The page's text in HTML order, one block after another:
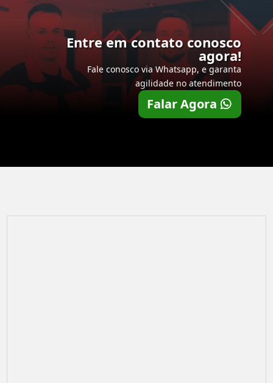
Entre em contato conosco
agora!
Fale conosco via Whatsapp, e garanta
agilidade no atendimento
Falar Agora